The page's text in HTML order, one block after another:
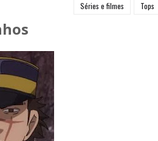
Séries e filmes
Tops